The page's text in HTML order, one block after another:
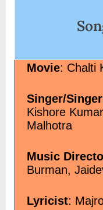
Movie: Chalti
Singer/
Kishore
Malhotra
Music
Burman,
Lyricist: